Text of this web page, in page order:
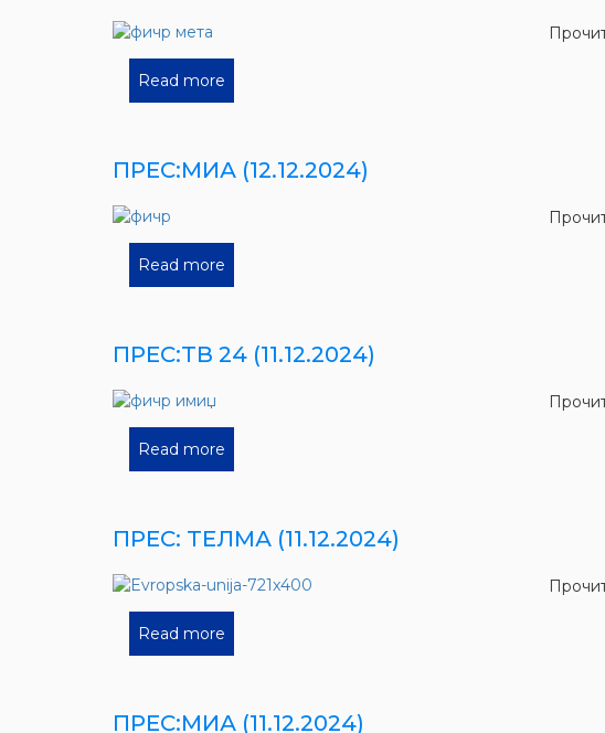
Read more
ПРЕС:МИА (12.12.2024)
Read more
ПРЕС:ТВ 24 (11.12.2024)
Read more
ПРЕС: ТЕЛМА (11.12.2024)
Read more
ПРЕС:МИА (11.12.2024)